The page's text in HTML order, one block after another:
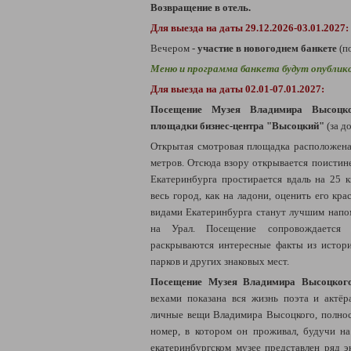
Возвращение в отель.
Для выезда на даты 29.12.2026-03.01.2027:
Вечером - участие в новогоднем банкете
Меню и программа банкета будут
Для выезда на даты 02.01-07.01.2027:
Посещение Музея Владимира
площадки бизнес-центра "Высоцкий" (за
Открытая смотровая площадка
метров. Отсюда взору открывается
Екатеринбурга простирается вдаль на
весь город, как на ладони, оценить его
видами Екатеринбурга станут лучшим
на Урал. Посещение сопровождается
раскрываются интересные факты из
парков и других знаковых мест.
Посещение Музея Владимира
вехами показана вся жизнь поэта и
личные вещи Владимира Высоцкого,
номер, в котором он проживал, будучи
екатеринбургском музее представлен ряд